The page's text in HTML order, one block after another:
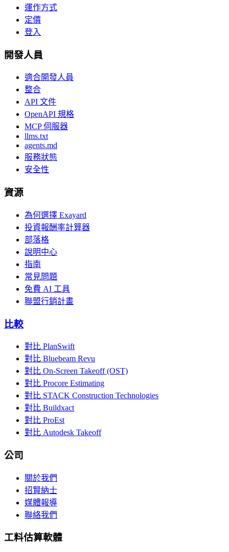
運作方式
定價
登入
開發人員
適合開發人員
整合
API 文件
OpenAPI 規格
MCP 伺服器
llms.txt
agents.md
服務狀態
安全性
資源
為何選擇 Exayard
投資報酬率計算器
部落格
說明中心
指南
常見問題
免費 AI 工具
聯盟行銷計畫
比較
對比 PlanSwift
對比 Bluebeam Revu
對比 On-Screen Takeoff (OST)
對比 Procore Estimating
對比 STACK Construction Technologies
對比 Buildxact
對比 ProEst
對比 Autodesk Takeoff
公司
關於我們
招賢納士
媒體報導
聯絡我們
工料估算軟體